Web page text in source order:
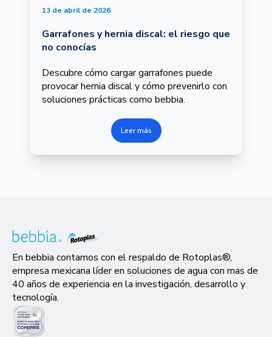
13 de abril de 2026
Garrafones y hernia discal: el riesgo que
no conocías
Descubre cómo cargar garrafones puede
provocar hernia discal y cómo prevenirlo con
soluciones prácticas como bebbia.
Leer más
En bebbia contamos con el respaldo de Rotoplas®,
empresa mexicana líder en soluciones de agua con mas de
40 años de experiencia en la investigación, desarrollo y
tecnología.